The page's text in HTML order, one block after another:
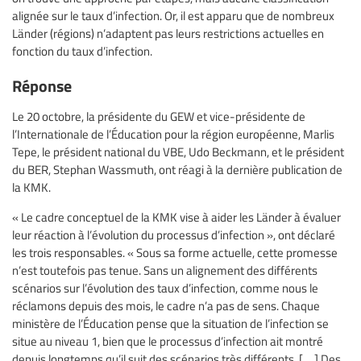
alignée sur le taux d’infection. Or, il est apparu que de nombreux
Länder (régions) n’adaptent pas leurs restrictions actuelles en
fonction du taux d’infection.
Réponse
Le 20 octobre, la présidente du GEW et vice-présidente de
l’Internationale de l’Éducation pour la région européenne, Marlis
Tepe, le président national du VBE, Udo Beckmann, et le président
du BER, Stephan Wassmuth, ont réagi à la dernière publication de
la KMK.
« Le cadre conceptuel de la KMK vise à aider les Länder à évaluer
leur réaction à l’évolution du processus d’infection », ont déclaré
les trois responsables. « Sous sa forme actuelle, cette promesse
n’est toutefois pas tenue. Sans un alignement des différents
scénarios sur l’évolution des taux d’infection, comme nous le
réclamons depuis des mois, le cadre n’a pas de sens. Chaque
ministère de l’Éducation pense que la situation de l’infection se
situe au niveau 1, bien que le processus d’infection ait montré